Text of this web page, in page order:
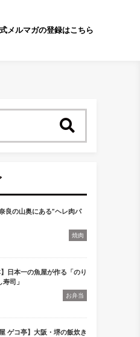
メルマガの登録はこちら
良の山奥にある”ヘレ肉パ
焼肉
】日本一の魚屋が作る「のり
司」
お弁当
ゲコ亭】大阪・堺の飯炊き